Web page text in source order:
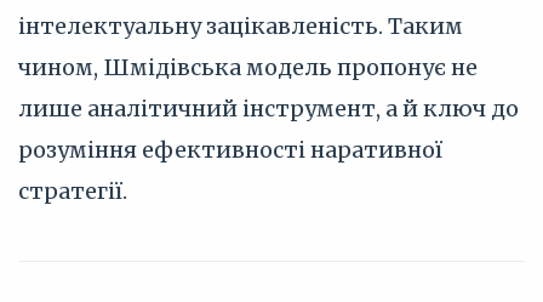
інтелектуальну зацікавленість. Таким
чином, Шмідівська модель пропонує не
лише аналітичний інструмент, а й ключ до
розуміння ефективності наративної
стратегії.